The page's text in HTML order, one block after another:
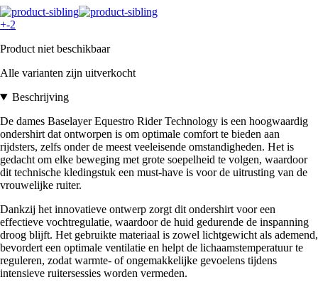
+-2
Product niet beschikbaar
Alle varianten zijn uitverkocht
Beschrijving
De dames Baselayer Equestro Rider Technology is een hoogwaardig
ondershirt dat ontworpen is om optimale comfort te bieden aan
rijdsters, zelfs onder de meest veeleisende omstandigheden. Het is
gedacht om elke beweging met grote soepelheid te volgen, waardoor
dit technische kledingstuk een must-have is voor de uitrusting van de
vrouwelijke ruiter.
Dankzij het innovatieve ontwerp zorgt dit ondershirt voor een
effectieve vochtregulatie, waardoor de huid gedurende de inspanning
droog blijft. Het gebruikte materiaal is zowel lichtgewicht als ademend,
bevordert een optimale ventilatie en helpt de lichaamstemperatuur te
reguleren, zodat warmte- of ongemakkelijke gevoelens tijdens
intensieve ruitersessies worden vermeden.